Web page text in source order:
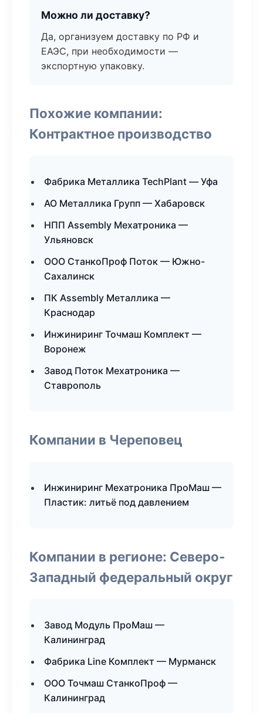
Можно ли доставку?
Да, организуем доставку по РФ и
ЕАЭС, при необходимости —
экспортную упаковку.
Похожие компании:
Контрактное производство
Фабрика Металлика TechPlant — Уфа
АО Металлика Групп — Хабаровск
НПП Assembly Мехатроника —
Ульяновск
ООО СтанкоПроф Поток — Южно-
Сахалинск
ПК Assembly Металлика —
Краснодар
Инжиниринг Точмаш Комплект —
Воронеж
Завод Поток Мехатроника —
Ставрополь
Компании в Череповец
Инжиниринг Мехатроника ПроМаш —
Пластик: литьё под давлением
Компании в регионе: Северо-
Западный федеральный округ
Завод Модуль ПроМаш —
Калининград
Фабрика Line Комплект — Мурманск
ООО Точмаш СтанкоПроф —
Калининград